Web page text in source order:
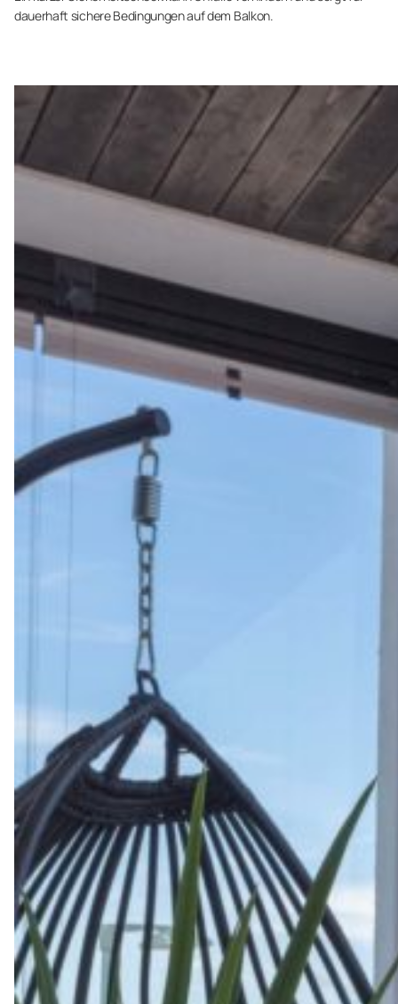
dauerhaft sichere Bedingungen auf dem Balkon.